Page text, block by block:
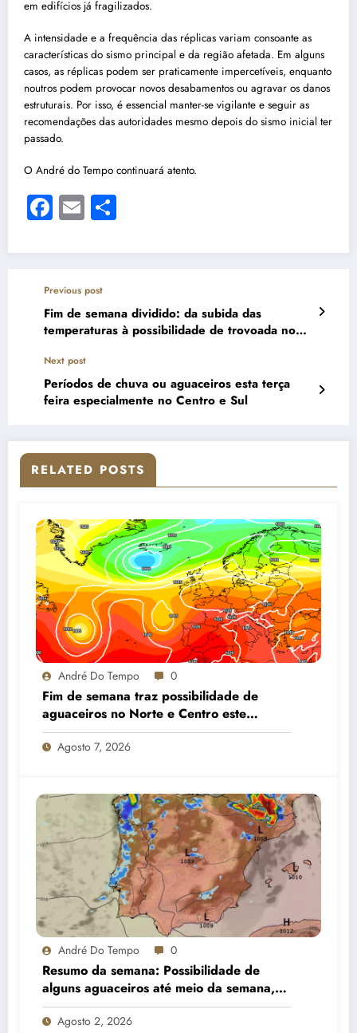
em edifícios já fragilizados.
A intensidade e a frequência das réplicas variam consoante as
características do sismo principal e da região afetada. Em alguns
casos, as réplicas podem ser praticamente impercetíveis, enquanto
noutros podem provocar novos desabamentos ou agravar os danos
estruturais. Por isso, é essencial manter-se vigilante e seguir as
recomendações das autoridades mesmo depois do sismo inicial ter
passado.
O André do Tempo continuará atento.
Facebook
Email
Previous post
Fim de semana dividido: da subida das
temperaturas à possibilidade de trovoada no
Next post
Períodos de chuva ou aguaceiros esta terça
feira especialmente no Centro e Sul
RELATED POSTS
André Do Tempo 0
Fim de semana traz possibilidade de
aguaceiros no Norte e Centro este
sábado e gradual descida das
temperaturas no domingo
Agosto 7, 2026
André Do Tempo 0
Resumo da semana: Possibilidade de
alguns aguaceiros até meio da semana,
estabilizando gradualmente e com alguma
nortada no litoral
Agosto 2, 2026